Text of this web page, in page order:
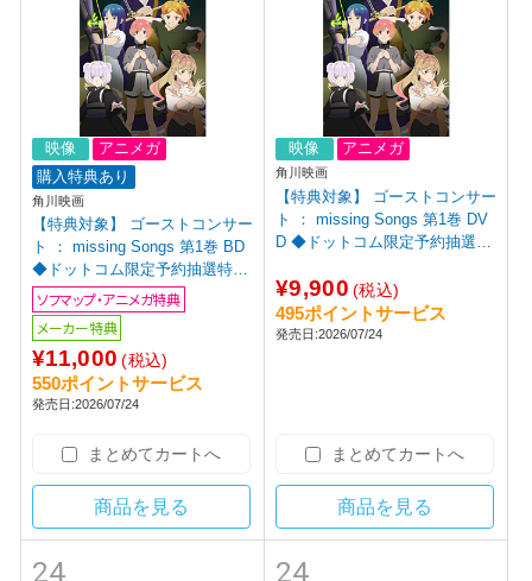
映像
アニメガ
購入特典あり
角川映画
【特典対象】 ゴーストコンサー
ト ： missing Songs 第1巻 BD
◆ドットコム限定予約抽選特典
あり◆ソフマップ・アニメガ全
巻連続購入特典「アニメ描き下
ろしイラスト使用全巻収納BO
X」 ◆メーカー1巻早期予約特
典「アニメ描き下ろしA3クリア
ポスター」
ソフマップ・アニメガ特典
メーカー特典
¥11,000 (税込)
550ポイントサービス
発売日:2026/07/24
まとめてカートへ
商品を見る
映像 アニメガ
角川映画
【特典対象】 ゴーストコンサー
ト ： missing Songs 第1巻 DV
D ◆ドットコム限定予約抽選特
全巻連続購入特典「アニメ描き
下ろしイラスト使用全巻収納B
OX」
¥9,900 (税込)
495ポイントサービス
発売日:2026/07/24
まとめてカートへ
商品を見る
24 24